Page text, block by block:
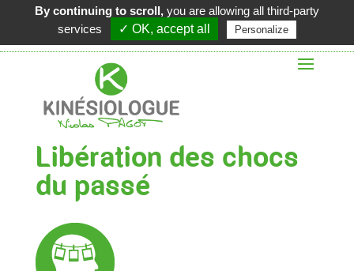
06 62 48 02 62
Libération des chocs
du passé
By continuing to scroll,you are allowing all third-party
services
✓ OK, accept all Personalize